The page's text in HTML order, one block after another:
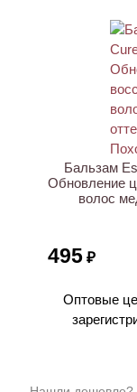
Бальзам
Обновление
волос
495 ₽
Оптовые